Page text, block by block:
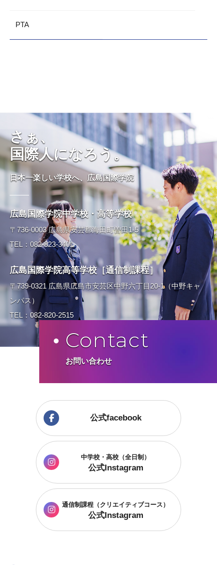
PTA
さぁ、
国際人になろう。
日本一楽しい学校へ、広島国際学院
広島国際学院中学校・高等学校
〒736-0003 広島県安芸郡海田町曽田1-5
TEL：082-823-3401
広島国際学院高等学校［通信制課程］
〒739-0321 広島県広島市安芸区中野六丁目20-1（中野キャ
ンパス）
TEL：082-820-2515
Contact
お問い合わせ
公式facebook
中学校・高校（全日制）
公式Instagram
通信制課程 （クリエイティブコース）
公式Instagram